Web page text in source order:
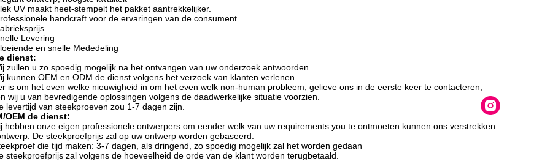
UV maakt heet-stempelt het pakket aantrekkelijker.
handcraft voor de ervaringen van de consument
Levering
en snelle Mededeling
dienst:
zullen u zo spoedig mogelijk na het ontvangen van uw onderzoek antwoorden.
kunnen OEM en ODM de dienst volgens het verzoek van klanten verlenen.
is om het even welke nieuwigheid in om het even welk non-human probleem, gelieve ons in de eerste keer te contacteren,
wij u van bevredigende oplossingen volgens de daadwerkelijke situatie voorzien.
levertijd van steekproeven zou 1-7 dagen zijn.
OEM de dienst:
hebben onze eigen professionele ontwerpers om eender welk van uw requirements.you te ontmoeten kunnen ons verstrekken
De steekproefprijs zal op uw ontwerp worden gebaseerd.
die tijd maken: 3-7 dagen, als dringend, zo spoedig mogelijk zal het worden gedaan
steekproefprijs zal volgens de hoeveelheid de orde van de klant worden terugbetaald.